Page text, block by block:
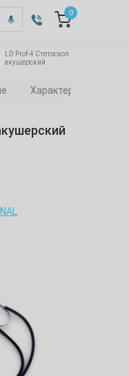
0
LD Prof-4 Стетоскоп
акушерский
Характеристики